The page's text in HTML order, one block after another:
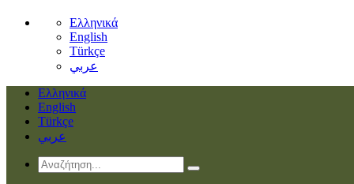
Ελληνικά
English
Türkçe
عربي
Ελληνικά
English
Türkçe
عربي